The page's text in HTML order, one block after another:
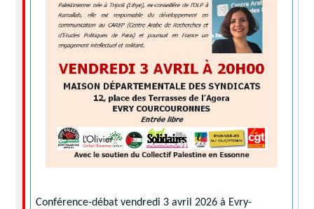
Conférence-débat vendredi 3 avril 2026 à Evry-